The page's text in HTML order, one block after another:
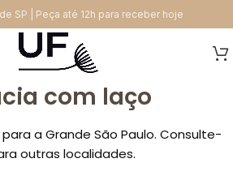
SP | Peça até 12h para receber hoje
com laço
a Grande São Paulo. Consulte-
outras localidades.